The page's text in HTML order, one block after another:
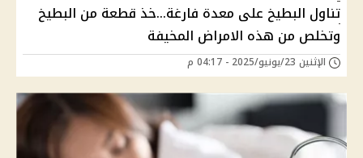
تناول البطيخ على معدة فارغة...خذ قطعة من البطيخ
وتخلص من هذه الامراض المخيفة
الإثنين 23/يونيو/2025 - 04:17 م